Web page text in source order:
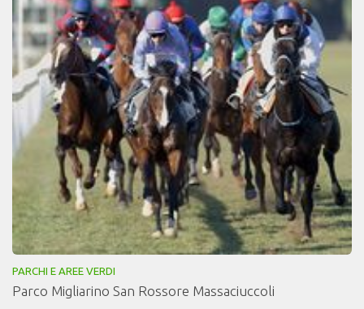
PARCHI E AREE VERDI
Parco Migliarino San Rossore Massaciuccoli